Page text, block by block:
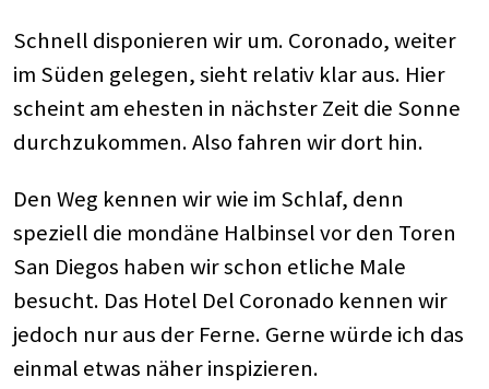
Schnell disponieren wir um. Coronado, weiter
im Süden gelegen, sieht relativ klar aus. Hier
scheint am ehesten in nächster Zeit die Sonne
durchzukommen. Also fahren wir dort hin.
Den Weg kennen wir wie im Schlaf, denn
speziell die mondäne Halbinsel vor den Toren
San Diegos haben wir schon etliche Male
besucht. Das Hotel Del Coronado kennen wir
jedoch nur aus der Ferne. Gerne würde ich das
einmal etwas näher inspizieren.